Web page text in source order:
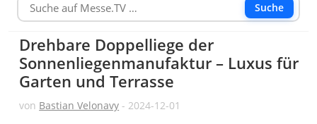
Suche
Drehbare Doppelliege der
Sonnenliegenmanufaktur – Luxus für
Garten und Terrasse
von Bastian Velonavy - 2024-12-01